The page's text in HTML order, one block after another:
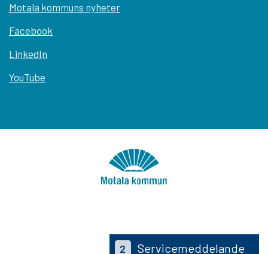
Motala kommuns nyheter
Facebook
LinkedIn
YouTube
2 Servicemeddelande